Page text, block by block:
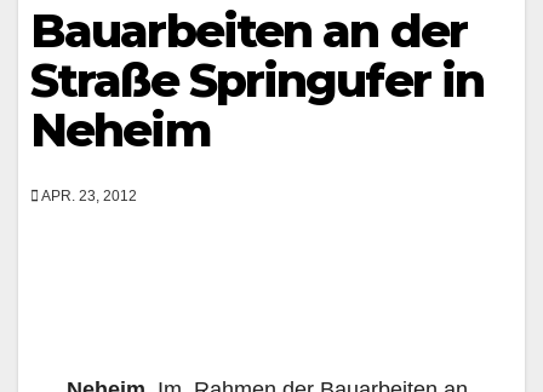
Bauarbeiten an der
Straße Springufer in
Neheim
APR. 23, 2012